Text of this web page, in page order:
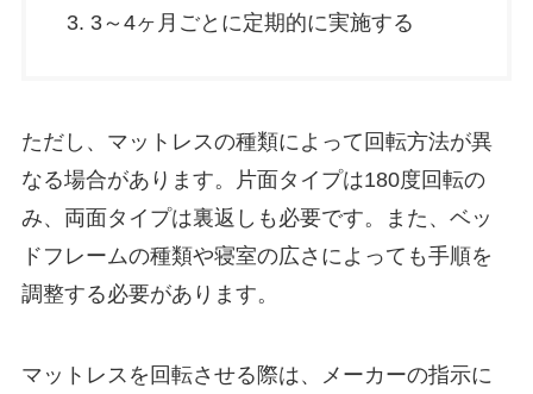
3～4ヶ月ごとに定期的に実施する
ただし、マットレスの種類によって回転方法が異
なる場合があります。片面タイプは180度回転の
み、両面タイプは裏返しも必要です。また、ベッ
ドフレームの種類や寝室の広さによっても手順を
調整する必要があります。
マットレスを回転させる際は、メーカーの指示に